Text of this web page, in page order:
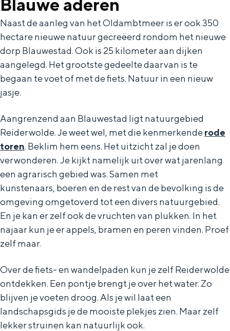
Blauwe aderen
Naast de aanleg van het Oldambtmeer is er ook 350
hectare nieuwe natuur gecreëerd rondom het nieuwe
dorp Blauwestad. Ook is 25 kilometer aan dijken
aangelegd. Het grootste gedeelte daarvan is te
begaan te voet of met de fiets. Natuur in een nieuw
jasje.
Aangrenzend aan Blauwestad ligt natuurgebied
Reiderwolde. Je weet wel, met die kenmerkenderode
toren. Beklim hem eens. Het uitzicht zal je doen
verwonderen. Je kijkt namelijk uit over wat jarenlang
een agrarisch gebied was. Samen met
kunstenaars, boeren en de rest van de bevolking is de
omgeving omgetoverd tot een divers natuurgebied.
En je kan er zelf ook de vruchten van plukken. In het
najaar kun je er appels, bramen en peren vinden. Proef
zelf maar.
Over de fiets- en wandelpaden kun je zelf Reiderwolde
ontdekken. Een pontje brengt je over het water. Zo
blijven je voeten droog. Als je wil laat een
landschapsgids je de mooiste plekjes zien. Maar zelf
lekker struinen kan natuurlijk ook.